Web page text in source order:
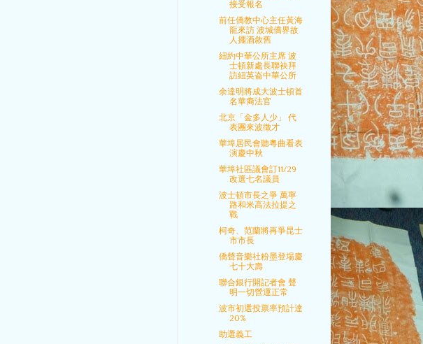
接受報名
前任僑教中心主任黃海
龍來訪 波城僑界故
人擺酒敘舊
紐約中華公所主席 波
士頓新處長聯袂拜
訪紐英崙中華公所
余達明將成大波士頓首
名華裔法官
北京「金多人少」 代
表團來波徵才
華埠居民會聽粵曲看表
演慶中秋
華埠社區議會訂11/29
改選七名議員
波士頓市長之爭 萬寧
路和米高法拉提之
戰
柯奇、范蘭將再爭昆士
市市長
僑聲音樂社粉墨登場慶
七十大壽
聯合銀行開記者會 聲
明一切營運正常
波市初選投票率預計達
20%
助選義工